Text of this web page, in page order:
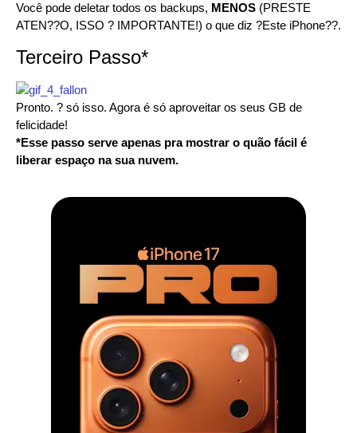
Você pode deletar todos os backups, MENOS (PRESTE
ATEN??O, ISSO ? IMPORTANTE!) o que diz ?Este iPhone??.
Terceiro Passo*
Pronto. ? só isso. Agora é só aproveitar os seus GB de
felicidade!
*Esse passo serve apenas pra mostrar o quão fácil é
liberar espaço na sua nuvem.